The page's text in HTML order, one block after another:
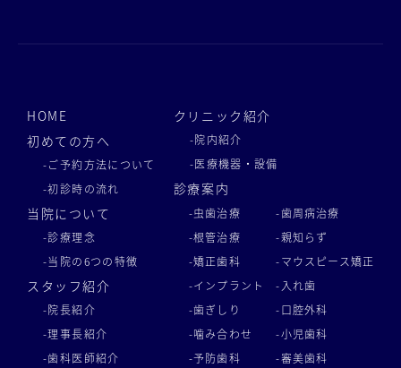
HOME
初めての方へ
-ご予約方法について
-初診時の流れ
当院について
-診療理念
-当院の6つの特徴
スタッフ紹介
-院長紹介
-理事長紹介
-歯科医師紹介
クリニック紹介
-院内紹介
-医療機器・設備
診療案内
-虫歯治療
-根管治療
-矯正歯科
-インプラント
-歯ぎしり
-噛み合わせ
-予防歯科
-歯周病治療
-親知らず
-マウスピース矯正
-入れ歯
-口腔外科
-小児歯科
-審美歯科